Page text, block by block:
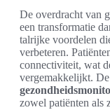
De overdracht van
een transformatie
talrijke voordelen
verbeteren.
connectiviteit, wat
vergemakkelijkt.
zowel patiënten als